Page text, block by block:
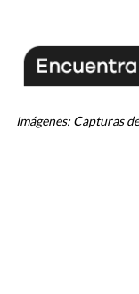
Imágenes: Capturas